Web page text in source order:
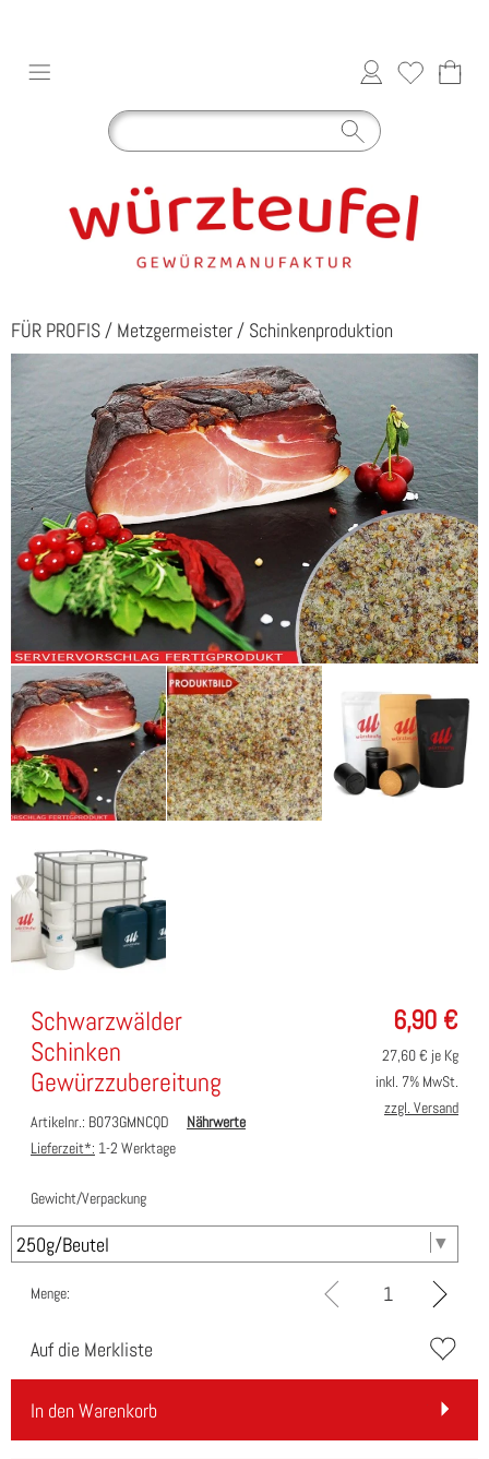
FÜR PROFIS / Metzgermeister / Schinkenproduktion
6,90 €
Schwarzwälder
Schinken
Gewürzzubereitung
Artikelnr.: B073GMNCQD
Nährwerte
Lieferzeit*: 1-2 Werktage
27,60€ je Kg
inkl. 7% MwSt.
zzgl. Versand
Gewicht/Verpackung
Menge:
Auf die Merkliste
In den Warenkorb